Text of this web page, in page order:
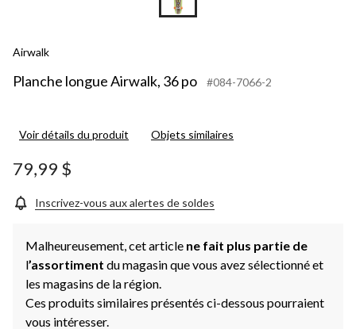
Airwalk
Planche longue Airwalk, 36 po #084-7066-2
Voir détails du produit Objets similaires
79,99 $
Inscrivez-vous aux alertes de soldes
Malheureusement, cet article ne fait plus partie de
l’assortiment du magasin que vous avez sélectionné et
les magasins de la région.
Ces produits similaires présentés ci-dessous pourraient
vous intéresser.